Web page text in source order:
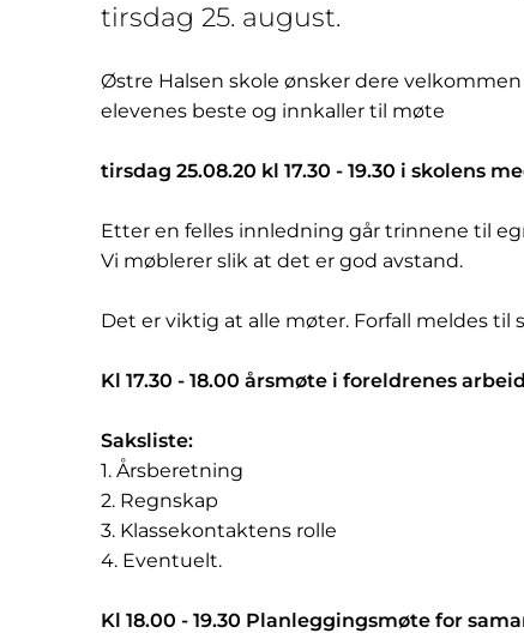
tirsdag 25. august.
Østre Halsen skole ønsker dere
elevenes beste og innkaller til møte
tirsdag 25.08.20 kl 17.30 - 19.30 i skolens
Etter en felles innledning går trinnene til
Vi møblerer slik at det er god avstand.
Det er viktig at alle møter. Forfall meldes til
Kl 17.30 - 18.00 årsmøte i foreldrenes
Saksliste:
1. Årsberetning
2. Regnskap
3. Klassekontaktens rolle
4. Eventuelt.
Kl 18.00 - 19.30 Planleggingsmøte for